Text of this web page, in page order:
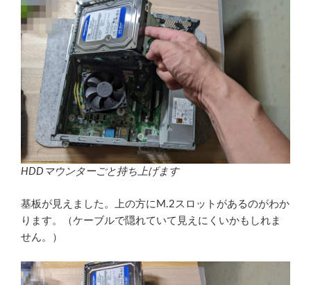
HDDマウンターごと持ち上げます
基板が見えました。上の方にM.2スロットがあるのがわか
ります。（ケーブルで隠れていて見えにくいかもしれま
せん。）